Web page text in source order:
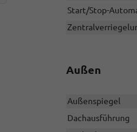
Start/Stop-
Außen
Außenspiegel
Dachausführung